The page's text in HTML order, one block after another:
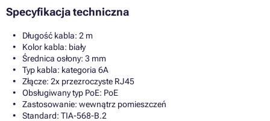
Specyfikacja techniczna
Długość kabla: 2 m
Kolor kabla: biały
Średnica osłony: 3 mm
Typ kabla: kategoria 6A
Złącze: 2x przezroczyste RJ45
Obsługiwany typ PoE: PoE
Zastosowanie: wewnątrz pomieszczeń
Standard: TIA-568-B.2